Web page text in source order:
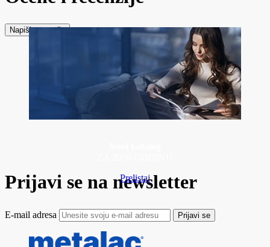
Napiši recenziju
Prelistaj
Prijavi se na newsletter
E-mail adresa Prijavi se